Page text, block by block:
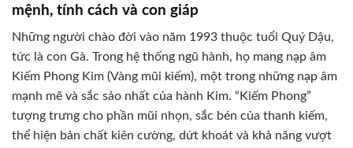
mệnh, tính cách và con giáp
Những người chào đời vào năm 1993 thuộc tuổi Quý Dậu,
tức là con Gà. Trong hệ thống ngũ hành, họ mang nạp âm
Kiếm Phong Kim (Vàng mũi kiếm), một trong những nạp âm
mạnh mẽ và sắc sảo nhất của hành Kim. “Kiếm Phong”
tượng trưng cho phần mũi nhọn, sắc bén của thanh kiếm,
thể hiện bản chất kiên cường, dứt khoát và khả năng vượt